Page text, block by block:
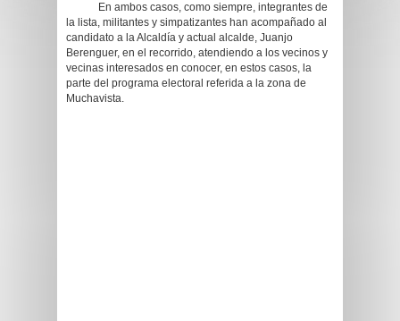
En ambos casos, como siempre, integrantes de
la lista, militantes y simpatizantes han acompañado al
candidato a la Alcaldía y actual alcalde, Juanjo
Berenguer, en el recorrido, atendiendo a los vecinos y
vecinas interesados en conocer, en estos casos, la
parte del programa electoral referida a la zona de
Muchavista.